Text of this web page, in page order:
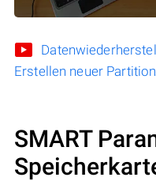
Erstellen neuer
SMART